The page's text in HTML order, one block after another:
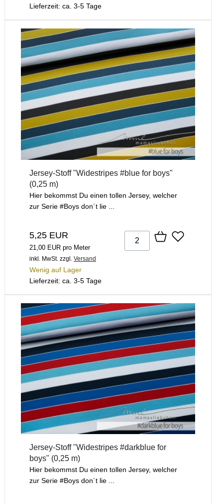
Lieferzeit: ca. 3-5 Tage
Jersey-Stoff "Widestripes #blue for boys"
(0,25 m)
Hier bekommst Du einen tollen Jersey, welcher
zur Serie #Boys don´t lie ...
5,25 EUR
21,00 EUR pro Meter
inkl. MwSt. zzgl. Versand
Wenig auf Lager
Lieferzeit: ca. 3-5 Tage
Jersey-Stoff "Widestripes #darkblue for
boys" (0,25 m)
Hier bekommst Du einen tollen Jersey, welcher
zur Serie #Boys don´t lie ...